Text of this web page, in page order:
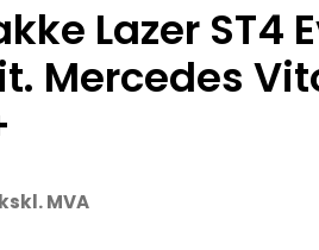
Lazer ST4
Mercedes
MVA